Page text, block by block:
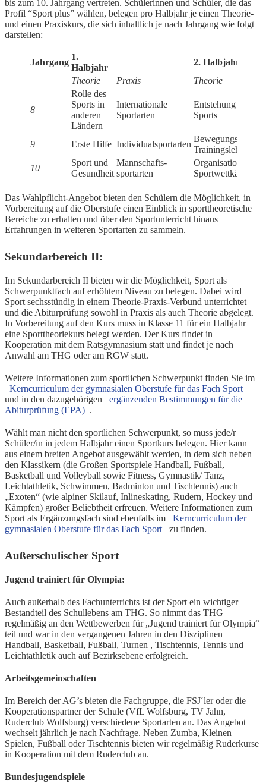
bis zum 10. Jahrgang vertreten. Schülerinnen und Schüler, die das
Profil “Sport plus” wählen, belegen pro Halbjahr je einen Theorie-
und einen Praxiskurs, die sich inhaltlich je nach Jahrgang wie folgt
darstellen:
Jahrgang
1.
Halbjahr
2. Halbjahr
Theorie
Praxis Theorie
8
Rolle des
Sports in
anderen
Ländern
Internationale
Sportarten
Entstehung des
Sports
9 Erste Hilfe Individualsportarten
Bewegungs- und
Trainingslehre
10
Sport und
Gesundheit
Mannschafts-
sportarten
Organisation von
Sportwettkämpfen
Das Wahlpflicht-Angebot bieten den Schülern die Möglichkeit, in
Vorbereitung auf die Oberstufe einen Einblick in sporttheoretische
Bereiche zu erhalten und über den Sportunterricht hinaus
Erfahrungen in weiteren Sportarten zu sammeln.
Sekundarbereich II:
Im Sekundarbereich II bieten wir die Möglichkeit, Sport als
Schwerpunktfach auf erhöhtem Niveau zu belegen. Dabei wird
Sport sechsstündig in einem Theorie-Praxis-Verbund unterrichtet
und die Abiturprüfung sowohl in Praxis als auch Theorie abgelegt.
In Vorbereitung auf den Kurs muss in Klasse 11 für ein Halbjahr
eine Sporttheoriekurs belegt werden. Der Kurs findet in
Kooperation mit dem Ratsgymnasium statt und findet je nach
Anwahl am THG oder am RGW statt.
Weitere Informationen zum sportlichen Schwerpunkt finden Sie im
Kerncurriculum der gymnasialen Oberstufe für das Fach Sport
und in den dazugehörigen
ergänzenden Bestimmungen für die
Abiturprüfung (EPA) .
Wählt man nicht den sportlichen Schwerpunkt, so muss jede/r
Schüler/in in jedem Halbjahr einen Sportkurs belegen. Hier kann
aus einem breiten Angebot ausgewählt werden, in dem sich neben
den Klassikern (die Großen Sportspiele Handball, Fußball,
Basketball und Volleyball sowie Fitness, Gymnastik/ Tanz,
Leichtathletik, Schwimmen, Badminton und Tischtennis) auch
„Exoten“ (wie alpiner Skilauf, Inlineskating, Rudern, Hockey und
Kämpfen) großer Beliebtheit erfreuen. Weitere Informationen zum
Sport als Ergänzungsfach sind ebenfalls im
Kerncurriculum der
gymnasialen Oberstufe für das Fach Sport
zu finden.
Außerschulischer Sport
Jugend trainiert für Olympia:
Auch außerhalb des Fachunterrichts ist der Sport ein wichtiger
Bestandteil des Schullebens am THG. So nimmt das THG
regelmäßig an den Wettbewerben für „Jugend trainiert für Olympia“
teil und war in den vergangenen Jahren in den Disziplinen
Handball, Basketball, Fußball, Turnen , Tischtennis, Tennis und
Leichtathletik auch auf Bezirksebene erfolgreich.
Arbeitsgemeinschaften
Im Bereich der AG’s bieten die Fachgruppe, die FSJ´ler oder die
Kooperationspartner der Schule (VfL Wolfsburg, TV Jahn,
Ruderclub Wolfsburg) verschiedene Sportarten an. Das Angebot
wechselt jährlich je nach Nachfrage. Neben Zumba, Kleinen
Spielen, Fußball oder Tischtennis bieten wir regelmäßig Ruderkurse
in Kooperation mit dem Ruderclub an.
Bundesjugendspiele